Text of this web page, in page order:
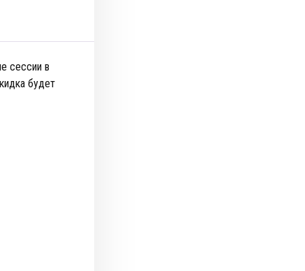
сессии в
будет